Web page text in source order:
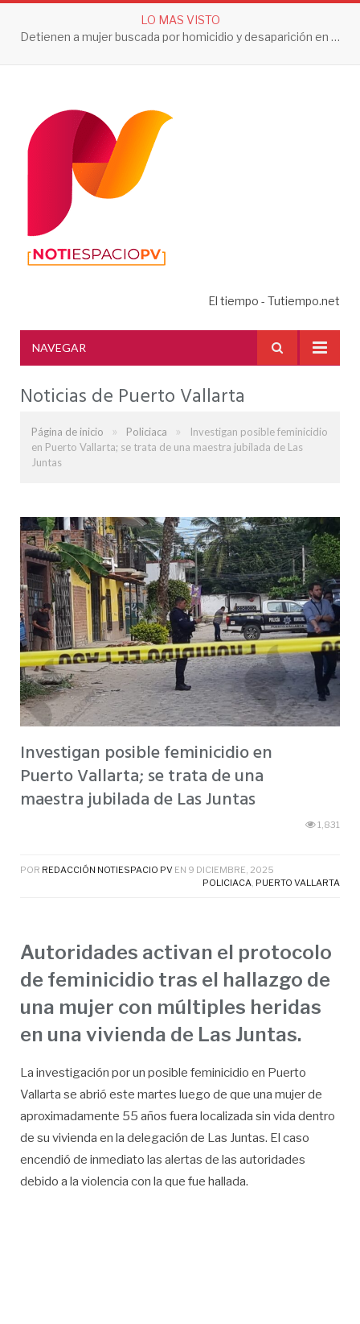
LO MAS VISTO
Detienen a mujer buscada por homicidio y desaparición en Tlaquepaque
El tiempo - Tutiempo.net
NAVEGAR
Noticias de Puerto Vallarta
Página de inicio » Policiaca »
Investigan posible feminicidio
en Puerto Vallarta; se trata de una maestra jubilada de Las
Juntas
Investigan posible feminicidio en
Puerto Vallarta; se trata de una
maestra jubilada de Las Juntas
1,831
POR REDACCIÓN NOTIESPACIO PV EN 9 DICIEMBRE, 2025
POLICIACA, PUERTO VALLARTA
Autoridades activan el protocolo
de feminicidio tras el hallazgo de
una mujer con múltiples heridas
en una vivienda de Las Juntas.
La investigación por un posible feminicidio en Puerto
Vallarta se abrió este martes luego de que una mujer de
aproximadamente 55 años fuera localizada sin vida dentro
de su vivienda en la delegación de Las Juntas. El caso
encendió de inmediato las alertas de las autoridades
debido a la violencia con la que fue hallada.